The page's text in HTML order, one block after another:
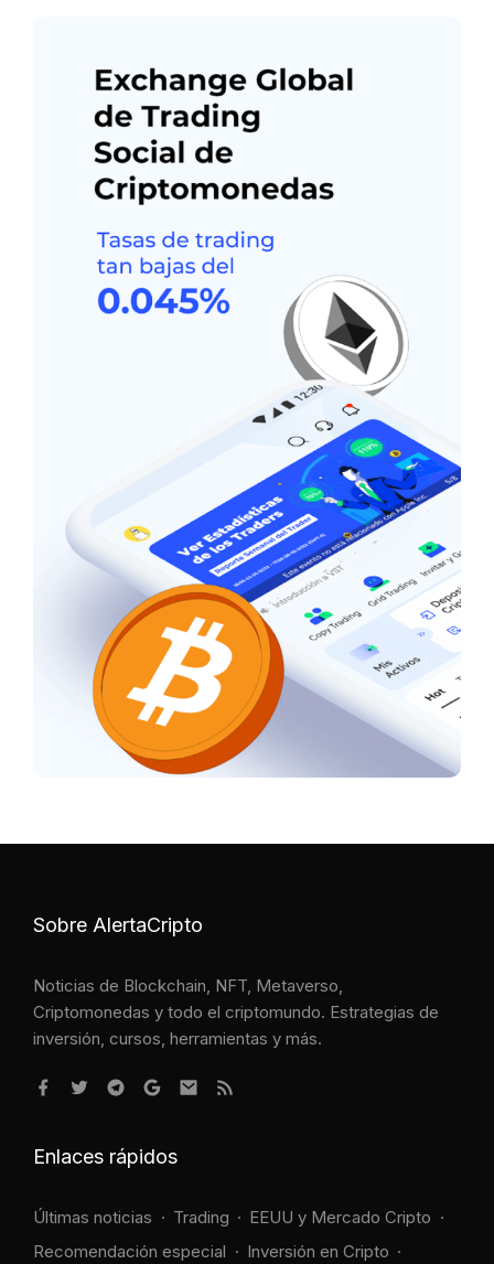
Sobre AlertaCripto
Noticias de Blockchain, NFT, Metaverso,
Criptomonedas y todo el criptomundo. Estrategias de
inversión, cursos, herramientas y más.
Enlaces rápidos
Últimas noticias Trading
EEUU y Mercado Cripto
Recomendación especial
Inversión en Cripto